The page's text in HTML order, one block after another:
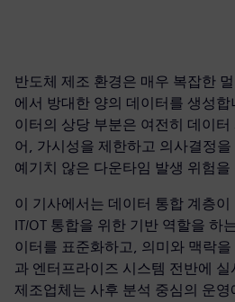
반도체 제조 환경은 매우 복잡한
에서 방대한 양의 데이터를 생성
이터의 상당 부분은 여전히 데이
어, 가시성을 제한하고 의사결정
예기치 않은 다운타임 발생 위험
이 기사에서는 데이터 통합 계층
IT/OT 통합을 위한 기반 역할을 하
이터를 표준화하고, 의미와 맥락
과 엔터프라이즈 시스템 전반에
제조업체는 사후 분석 중심의 운